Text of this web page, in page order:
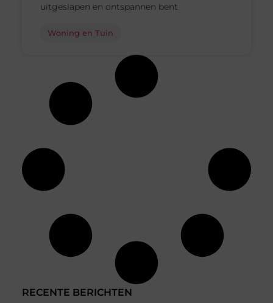
RECENTE BERICHTEN
uitgeslapen en ontspannen bent
Woning en Tuin